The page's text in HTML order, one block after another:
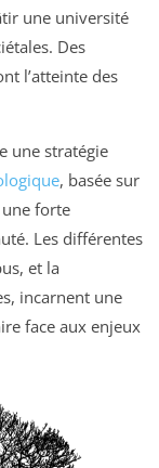
une université
Des
l’atteinte des
une stratégie
, basée sur
forte
Les différentes
et la
incarnent une
face aux enjeux